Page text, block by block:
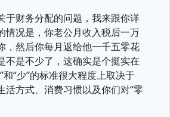
于财务分配的问题，我来跟你详
情况是，你老公月收入税后一万
，然后你每月返给他一千五零花
不是不少了，这确实是个挺实在
和“少”的标准很大程度上取决于
活方式、消费习惯以及你们对“零